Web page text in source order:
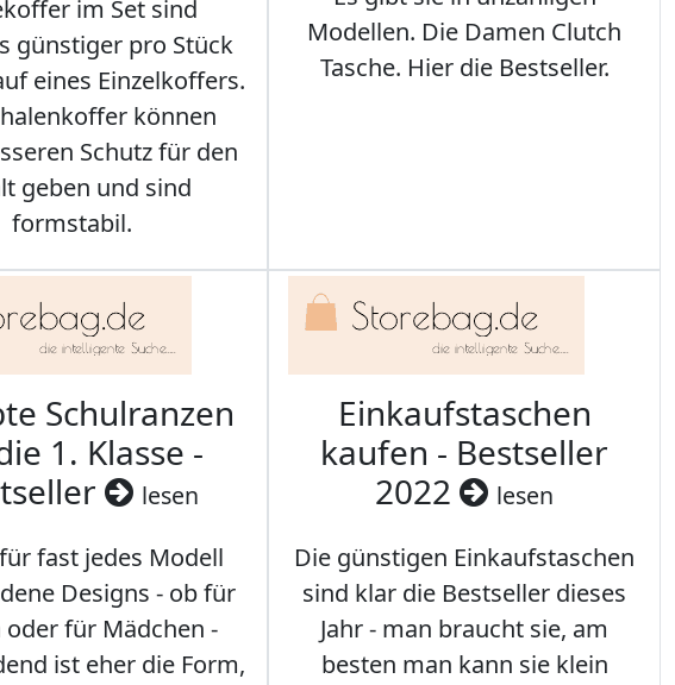
im Set sind
günstiger pro Stück
eines Einzelkoffers.
können
Schutz für den
geben und sind
formstabil.
Modellen. Die Damen Clutch
Tasche. Hier die Bestseller.
Schulranzen
1. Klasse -
lesen
fast jedes Modell
Designs - ob für
oder für Mädchen -
ist eher die Form,
Einkaufstaschen
kaufen - Bestseller
2022
lesen
Die günstigen Einkaufstaschen
sind klar die Bestseller dieses
Jahr - man braucht sie, am
besten man kann sie klein